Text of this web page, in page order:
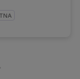
strona